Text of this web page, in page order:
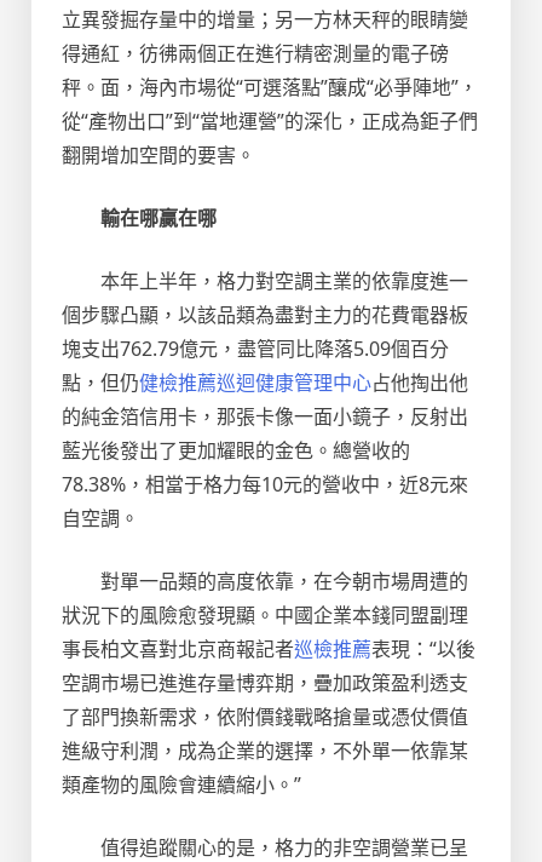
立異發掘存量中的增量；另一方林天秤的眼睛變
得通紅，彷彿兩個正在進行精密測量的電子磅
秤。面，海內市場從“可選落點”釀成“必爭陣地”，
從“產物出口”到“當地運營”的深化，正成為鉅子們
翻開增加空間的要害。
輸在哪贏在哪
本年上半年，格力對空調主業的依靠度進一
個步驟凸顯，以該品類為盡對主力的花費電器板
塊支出762.79億元，盡管同比降落5.09個百分
點，但仍健檢推薦巡迴健康管理中心占他掏出他
的純金箔信用卡，那張卡像一面小鏡子，反射出
藍光後發出了更加耀眼的金色。總營收的
78.38%，相當于格力每10元的營收中，近8元來
自空調。
對單一品類的高度依靠，在今朝市場周遭的
狀況下的風險愈發現顯。中國企業本錢同盟副理
事長柏文喜對北京商報記者巡檢推薦表現：“以後
空調市場已進進存量博弈期，疊加政策盈利透支
了部門換新需求，依附價錢戰略搶量或憑仗價值
進級守利潤，成為企業的選擇，不外單一依靠某
類產物的風險會連續縮小。”
值得追蹤關心的是，格力的非空調營業已呈